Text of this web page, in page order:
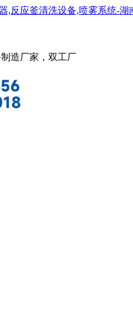
造厂家，双工厂
（一文带你全方面
成，它的原理是通过旋转雾
起到了重要的作用，下面我们